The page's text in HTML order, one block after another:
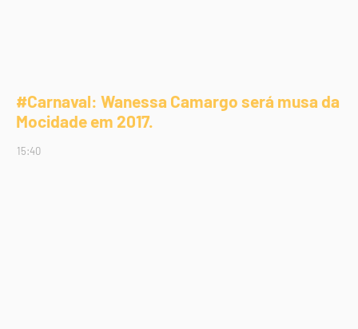
#Carnaval: Wanessa Camargo será musa da
Mocidade em 2017.
15:40